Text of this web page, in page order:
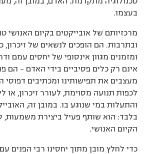
בעצמו.
מרכזיותם של אובייקטים בקיום האנושי
ובתרבות. הם הופכים לנשאים של זיכרון,
ומזמנים מגוון אינסופי של יחסים עמם
אינם רק כלים פסיביים בידי האדם – הם
מעצבים את תפישותינו ומכתיבים דפוסי
לכפות תנועה מסוימת, לעורר זיכרון, או
והתעלות במי שנוגע בו. במובן זה,
בלבד: הוא שותף פעיל ביצירת משמעות,
הקיום האנושי.
כדי לחלץ מובן מתוך יחסינו רבי הפנים